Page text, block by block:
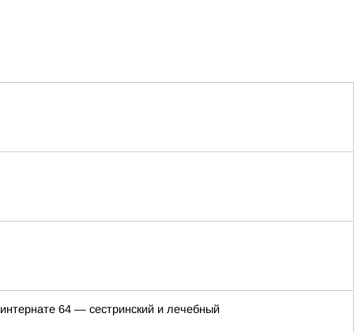
64 — сестринский и лечебный